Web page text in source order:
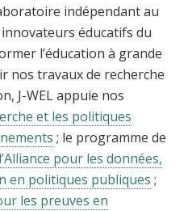
indépendant au
éducatifs du
l’éducation à grande
nos travaux de recherche
J-WEL appuie nos
et les politiques
; le programme de
l’Alliance pour les données,
en politiques publiques ;
les preuves en